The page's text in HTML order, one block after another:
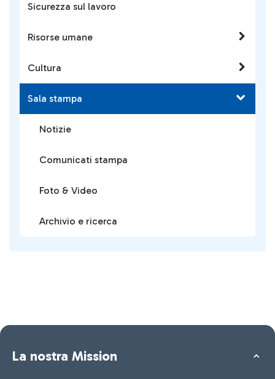
Sicurezza sul lavoro
Risorse umane
Cultura
Sala stampa
Notizie
Comunicati stampa
Foto & Video
Archivio e ricerca
La nostra Mission